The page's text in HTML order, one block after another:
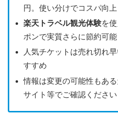
円。使い分けでコスパ向上
楽天トラベル観光体験を
ポンで実質さらに節約可能
人気チケットは売れ切れ
すすめ
情報は変更の可能性もあ
サイト等でご確認ください